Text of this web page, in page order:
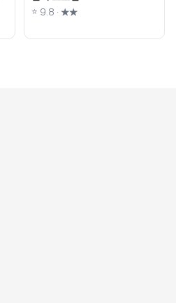
⭐ 9.8 · ★★